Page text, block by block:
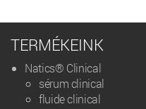
TERMÉKEINK
Natics® Clinical
sérum clinical
fluide clinical